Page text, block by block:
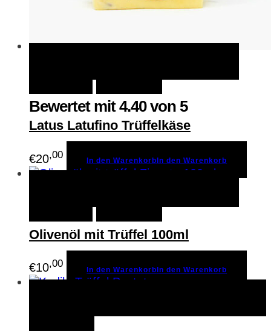
Bewertet mit4.40von 5
Latus Latufino Trüffelkäse
€20,00 In den WarenkorbIn den Warenkorb
Olivenöl mit Trüffel 100ml
€10,00 In den WarenkorbIn den Warenkorb